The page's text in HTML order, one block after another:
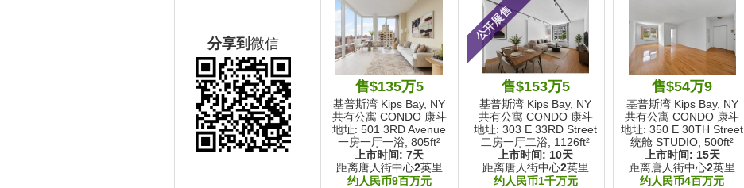
分享到 微信
售$135万5
基普斯湾 Kips Bay, NY
共有公寓 CONDO 康斗
地址: 501 3RD Avenue
一房一厅一浴,805ft²
上市时间:7天
距离唐人街中心2英里
约人民币9百万元
公开展售
售$153万5
基普斯湾 Kips Bay, NY
共有公寓 CONDO 康斗
地址: 303 E 33RD Street
二房一厅二浴, 1126ft²
上市时间: 10天
距离唐人街中心2英里
约人民币1千万元
售$54万9
基普斯湾 Kips Bay, NY
共有公寓 CONDO 康斗
地址: 350 E 30TH Street
统舱 STUDIO,500ft²
上市时间: 15天
距离唐人街中心2英里
约人民币4百万元